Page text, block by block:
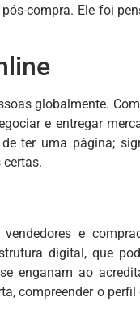
compra. Ele foi
globalmente.
e entregar
ter uma página;
e
digital, que
enganam ao
compreender o